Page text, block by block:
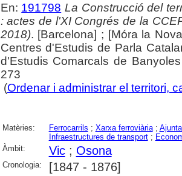
En: 191798 La Construcció del
: actes de l'XI Congrés de la
2018). [Barcelona] ; [Móra la
Centres d'Estudis de Parla
d'Estudis Comarcals de
273
(Ordenar i administrar el territori,
Matèries: Ferrocarrils ; Xarxa ferroviària;
Infraestructures de transport;
Àmbit:
Vic; Osona
Cronologia: [1847 - 1876]